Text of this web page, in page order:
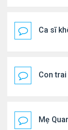
Ca sĩ
Con trai
Mẹ